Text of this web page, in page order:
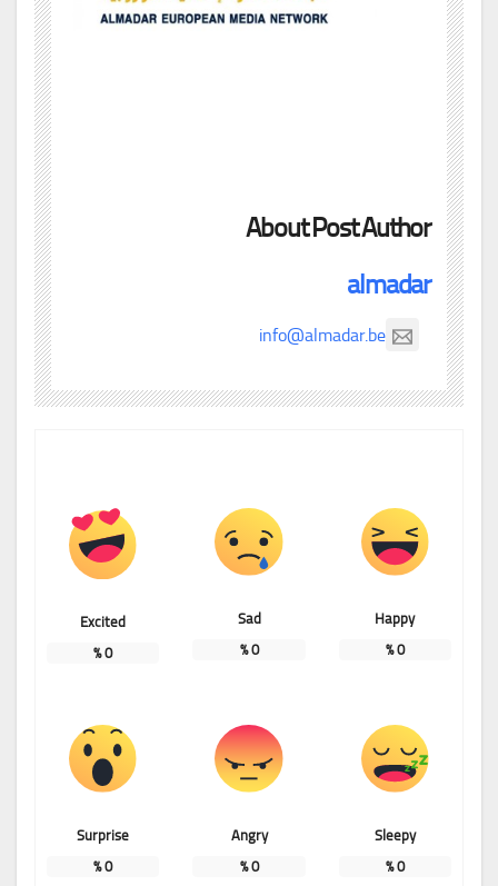
About Post Author
almadar
info@almadar.be
Happy
0
%
Sad
0
%
Excited
0
%
Sleepy
0
%
Angry
0
%
Surprise
0
%